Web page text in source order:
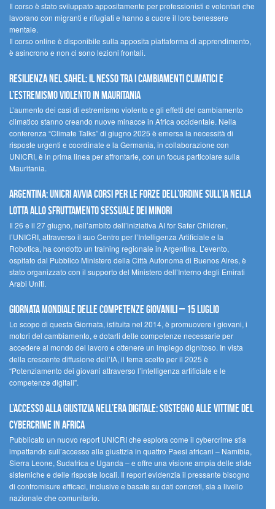
Il corso è stato sviluppato appositamente per professionisti e volontari che
lavorano con migranti e rifugiati e hanno a cuore il loro benessere
mentale.
Il corso online è disponibile sulla apposita piattaforma di apprendimento,
è asincrono e non ci sono lezioni frontali.
Resilienza nel Sahel: il nesso tra i cambiamenti climatici e
l’estremismo violento in Mauritania
L’aumento dei casi di estremismo violento e gli effetti del cambiamento
climatico stanno creando nuove minacce in Africa occidentale. Nella
conferenza “Climate Talks” di giugno 2025 è emersa la necessità di
risposte urgenti e coordinate e la Germania, in collaborazione con
UNICRI, è in prima linea per affrontarle, con un focus particolare sulla
Mauritania.
Argentina: UNICRI avvia corsi per le forze dell’ordine sull’IA nella
lotta allo sfruttamento sessuale dei minori
Il 26 e il 27 giugno, nell’ambito dell’iniziativa AI for Safer Children,
l’UNICRI, attraverso il suo Centro per l’Intelligenza Artificiale e la
Robotica, ha condotto un training regionale in Argentina. L’evento,
ospitato dal Pubblico Ministero della Città Autonoma di Buenos Aires, è
stato organizzato con il supporto del Ministero dell’Interno degli Emirati
Arabi Uniti.
Giornata Mondiale delle Competenze Giovanili – 15 luglio
Lo scopo di questa Giornata, istituita nel 2014, è promuovere i giovani, i
motori del cambiamento, e dotarli delle competenze necessarie per
accedere al mondo del lavoro e ottenere un impiego dignitoso. In vista
della crescente diffusione dell’IA, il tema scelto per il 2025 è
“Potenziamento dei giovani attraverso l’intelligenza artificiale e le
competenze digitali”.
L’accesso alla giustizia nell’era digitale: sostegno alle vittime del
cybercrime in Africa
Pubblicato un nuovo report UNICRI che esplora come il cybercrime stia
impattando sull’accesso alla giustizia in quattro Paesi africani – Namibia,
Sierra Leone, Sudafrica e Uganda – e offre una visione ampia delle sfide
sistemiche e delle risposte locali. Il report evidenzia il pressante bisogno
di contromisure efficaci, inclusive e basate su dati concreti, sia a livello
nazionale che comunitario.